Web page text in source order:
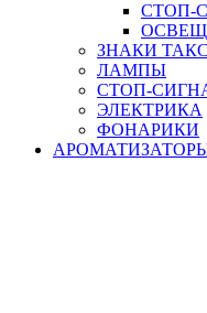
СТОП-
ЗНАКИ
ЛАМПЫ
СТОП-
ЭЛЕКТРИКА
ФОНАРИКИ